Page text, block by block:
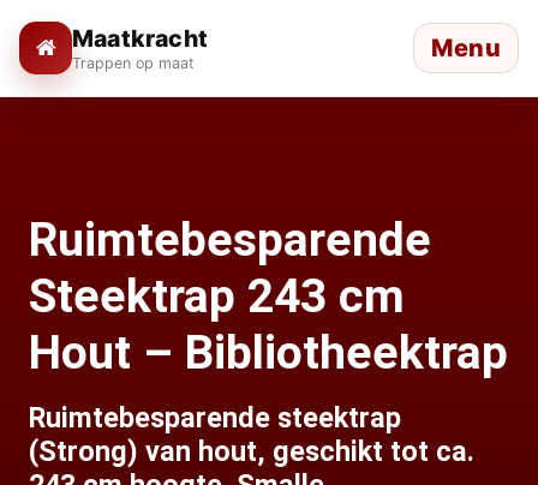
Maatkracht
Trappen op maat Menu
Ruimtebesparende
Steektrap 243 cm
Hout – Bibliotheektrap
Ruimtebesparende steektrap
(Strong) van hout, geschikt tot ca.